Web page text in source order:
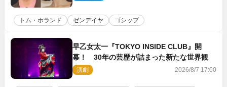
トム・ホランド ゼンデイヤ ゴシップ
早乙女太一『TOKYO INSIDE CLUB』開
幕！ 30年の芸歴が詰まった新たな世界観
演劇 2026/8/7 17:00